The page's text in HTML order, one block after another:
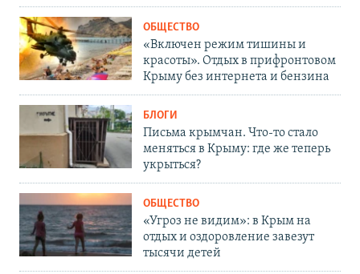
ОБЩЕСТВО
«Включен режим тишины и
красоты». Отдых в прифронтовом
Крыму без интернета и бензина
БЛОГИ
Письма крымчан. Что-то стало
меняться в Крыму: где же теперь
укрыться?
ОБЩЕСТВО
«Угроз не видим»: в Крым на
отдых и оздоровление завезут
тысячи детей